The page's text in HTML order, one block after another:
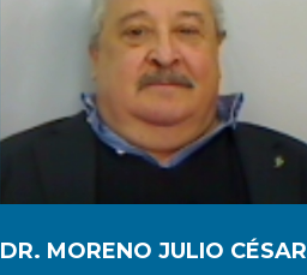
DR. MORENO JULIO CÉSAR